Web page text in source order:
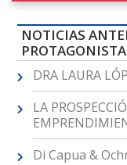
NOTICIAS
DRA LAURA
LA
Di Capua &